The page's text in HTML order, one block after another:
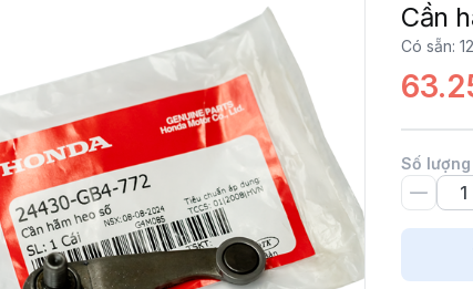
Cần
Có sẵn: 12
Số lượng